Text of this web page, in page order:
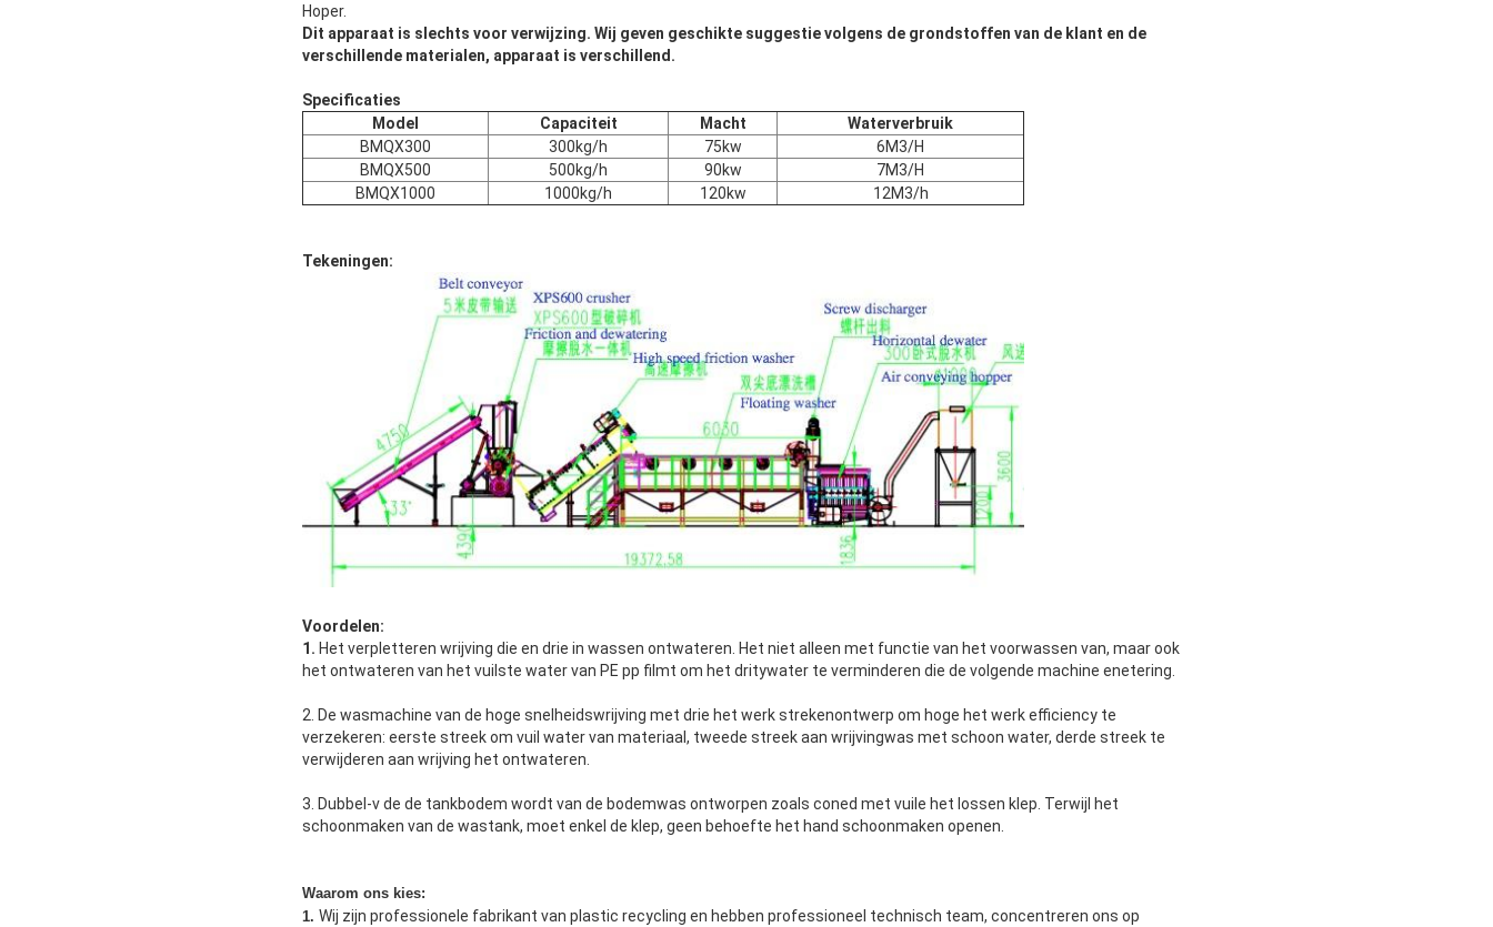
Laat een bericht achter
VERZENDEN
Hoper.
Dit apparaat is slechts voor verwijzing. Wij geven geschikte suggestie volgens de grondstoffen van de klant en de
verschillende materialen, apparaat is verschillend.
Specificaties
Model
Capaciteit Macht
Waterverbruik
BMQX300
300kg/h 75kw
6M3/H
BMQX500
500kg/h 90kw
7M3/H
BMQX1000
1000kg/h 120kw 12M3/h
Tekeningen:
Voordelen:
1. Het verpletteren wrijving die en drie in wassen ontwateren. Het niet alleen met functie van het voorwassen van, maar ook
het ontwateren van het vuilste water van PE pp filmt om het dritywater te verminderen die de volgende machine enetering.
2. De wasmachine van de hoge snelheidswrijving met drie het werk strekenontwerp om hoge het werk efficiency te
verzekeren: eerste streek om vuil water van materiaal, tweede streek aan wrijvingwas met schoon water, derde streek te
verwijderen aan wrijving het ontwateren.
3. Dubbel-v de de tankbodem wordt van de bodemwas ontworpen zoals coned met vuile het lossen klep. Terwijl het
schoonmaken van de wastank, moet enkel de klep, geen behoefte het hand schoonmaken openen.
Waarom ons kies:
1. Wij zijn professionele fabrikant van plastic recycling en hebben professioneel technisch team, concentreren ons op